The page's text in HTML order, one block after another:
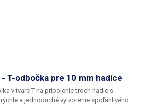
T-odbočka pre 10 mm hadice
v tvare T na pripojenie troch hadíc s
a jednoduché vytvorenie spoľahlivého